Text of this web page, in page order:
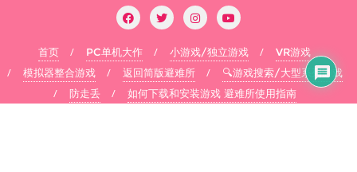
首页 PC单机大作 小游戏/独立游戏
VR游戏
模拟器整合游戏
返回简版避难所
🔍游戏搜索/大型系列游戏
防走丢
如何下载和安装游戏 避难所使用指南